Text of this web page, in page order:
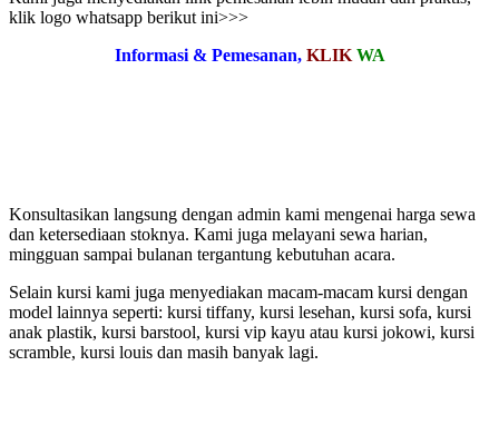
klik logo whatsapp berikut ini>>>
Informasi & Pemesanan, KLIK WA
Konsultasikan langsung dengan admin kami mengenai harga sewa
dan ketersediaan stoknya. Kami juga melayani sewa harian,
mingguan sampai bulanan tergantung kebutuhan acara.
Selain kursi kami juga menyediakan macam-macam kursi dengan
model lainnya seperti: kursi tiffany, kursi lesehan, kursi sofa, kursi
anak plastik, kursi barstool, kursi vip kayu atau kursi jokowi, kursi
scramble, kursi louis dan masih banyak lagi.